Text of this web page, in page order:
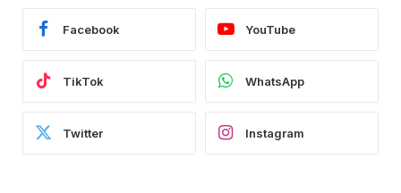
Facebook YouTube
TikTok WhatsApp
Twitter Instagram